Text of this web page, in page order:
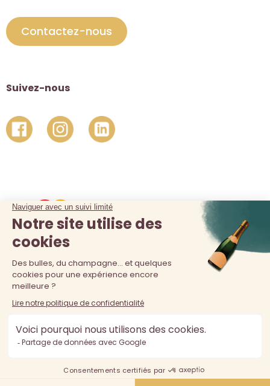
Contactez-nous
Suivez-nous
La vente d'alcool est interdite au moins de 18 ans. L'abus
d'alcool est dangereux pour la santé, à consommer avec
modération.